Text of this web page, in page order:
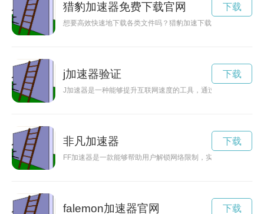
猎豹加速器免费下载官网
想要高效快速地下载各类文件吗？猎豹加速下载器是您的不二
下载
j加速器验证
J加速器是一种能够提升互联网速度的工具，通过优化网络连接
下载
非凡加速器
FF加速器是一款能够帮助用户解锁网络限制，实现全球互联网
下载
falemon加速器官网 下载